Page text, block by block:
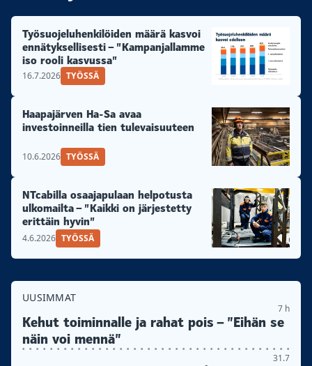
Työsuojeluhenkilöiden määrä kasvoi
ennätyksellisesti – ”Kampanjallamme
iso rooli kasvussa”
16.7.2026 TYÖSSÄ
Haapajärven Ha-Sa avaa
investoinneilla tien tulevaisuuteen
10.6.2026 TYÖSSÄ
NTcabilla osaajapulaan helpotusta
ulkomailta – ”Kaikki on järjestetty
erittäin hyvin”
4.6.2026 TYÖSSÄ
UUSIMMAT
7 h
Kehut toiminnalle ja rahat pois – ”Eihän se
näin voi mennä”
31.7